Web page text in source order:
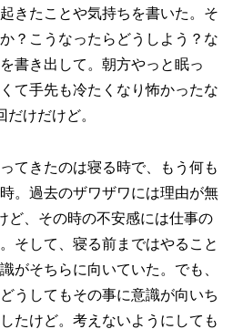
きたことや気持ちを書いた。そ
？こうなったらどうしよう？な
書き出して。朝方やっと眠っ
て手先も冷たくなり怖かったな
けだけど。
てきたのは寝る時で、もう何も
。過去のザワザワには理由が無
ど、その時の不安感には仕事の
そして、寝る前まではやること
がそちらに向いていた。でも、
うしてもその事に意識が向いち
たけど。考えないようにしても